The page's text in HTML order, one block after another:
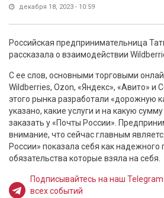
декабря 18, 2023 - 10:59
Российская предпринимательница
рассказала о взаимодействии
С ее слов, основными торговыми
Wildberries, Ozon, «Яндекс», «Авито» и
этого рынка разработали «дорожную
указано, какие услуги и на какую
заказать у «Почты России».
внимание, что сейчас главным
России» показала себя как
обязательства которые взяла на себя.
Подписывайтесь на наш Telegram
всех событий